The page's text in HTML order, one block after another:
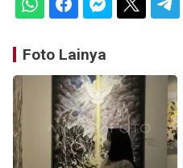
Foto Lainya